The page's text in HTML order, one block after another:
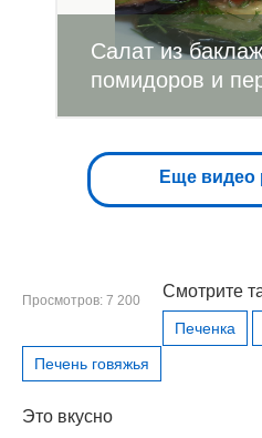
Салат из
помидоров и
Еще видео
Просмотров: 7 200 Смотрите
Печенка
Печень говяжья
Это вкусно